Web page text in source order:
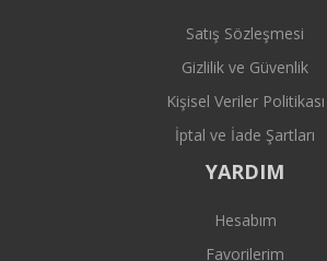
Satış Sözleşmesi
Gizlilik ve Güvenlik
Kişisel Veriler Politikası
İptal ve İade Şartları
YARDIM
Hesabım
Favorilerim